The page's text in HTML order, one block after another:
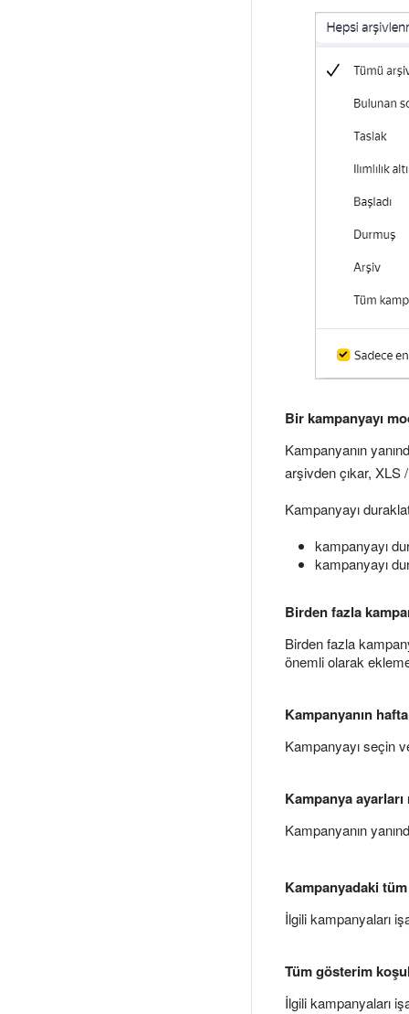
Bir kampanyayı
Kampanyanın
arşivden çıkar, XLS
Kampanyayı
kampanyayı
kampanyayı
Birden fazla
Birden fazla
önemli olarak
Kampanyanın
Kampanyayı seçin
Kampanya
Kampanyanın
Kampanyadaki
İlgili kampanyaları
Tüm gösterim
İlgili kampanyaları